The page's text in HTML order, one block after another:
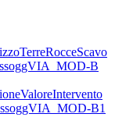
B
B1